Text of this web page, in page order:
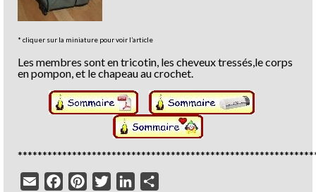
* cliquer sur la miniature pour voir l’article
Les membres sont en tricotin, les cheveux tressés,le corps
en pompon, et le chapeau au crochet.
Email
FacebookPinterestTwitterLinkedIn